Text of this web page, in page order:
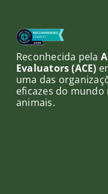
Reconhecida pela
Evaluators (ACE)
uma das
eficazes do mundo
animais.